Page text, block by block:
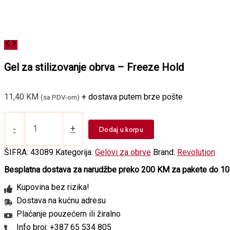
Gel za stilizovanje obrva – Freeze Hold
11,40 KM (sa PDV-om) + dostava putem brze pošte
-
obrva
-
Freeze
količina
+ Dodaj u korpu
ŠIFRA: 43089 Kategorija: Gelovi za obrve Brand: Revolution
Besplatna dostava za narudžbe preko 200 KM za pakete do
Kupovina bez rizika!
Dostava na kućnu adresu
Plaćanje pouzećem ili žiralno
Info broj: +387 65 534 805